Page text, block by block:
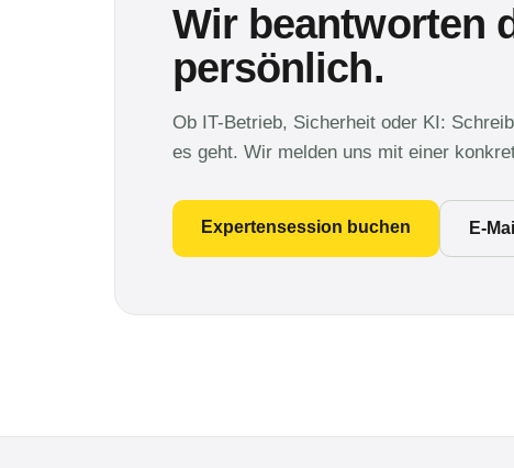
Wir beantworten
persönlich.
Ob IT-Betrieb, Sicherheit oder KI:
es geht. Wir melden uns mit einer
Expertensession buchen E-